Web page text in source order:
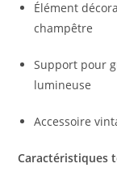
Élément
champêtre
Support pour
lumineuse
Accessoire
Caractéristiques